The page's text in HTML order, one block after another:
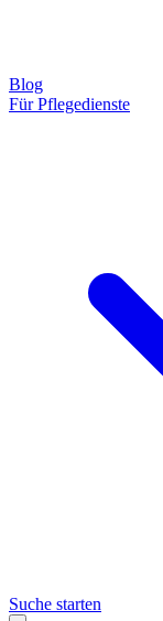
Blog
Für Pflegedienste
Suche starten